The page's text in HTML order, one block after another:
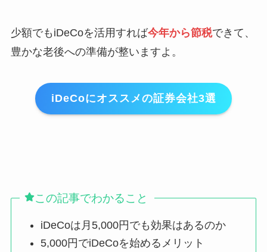
少額でもiDeCoを活用すれば今年から節税できて、
豊かな老後への準備が整いますよ。
iDeCoにオススメの証券会社3選
この記事でわかること
iDeCoは月5,000円でも効果はあるのか
5,000円でiDeCoを始めるメリット